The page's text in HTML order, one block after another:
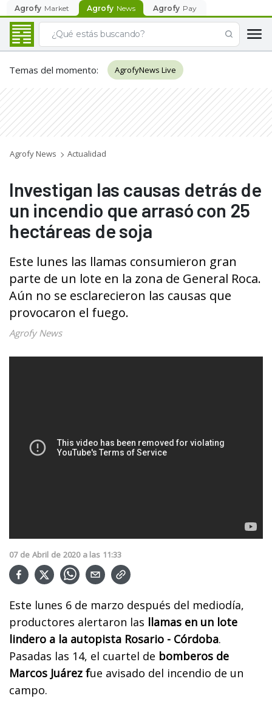
Agrofy Market Agrofy News Agrofy Pay
Temas del momento: AgrofyNews Live
Agrofy News Actualidad
Investigan las causas detrás de
un incendio que arrasó con 25
hectáreas de soja
Este lunes las llamas consumieron gran
parte de un lote en la zona de General Roca.
Aún no se esclarecieron las causas que
provocaron el fuego.
Agrofy News
07 de Abril de 2020 a las 11:33
Este lunes 6 de marzo después del mediodía,
productores alertaron las llamas en un lote
lindero a la autopista Rosario - Córdoba.
Pasadas las 14, el cuartel de bomberos de
Marcos Juárez fue avisado del incendio de un
campo.